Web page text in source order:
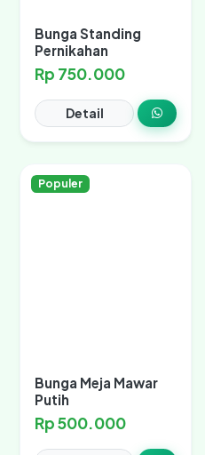
Bunga Standing
Pernikahan
Rp 750.000
Detail
Populer
Bunga Meja Mawar
Putih
Rp 500.000